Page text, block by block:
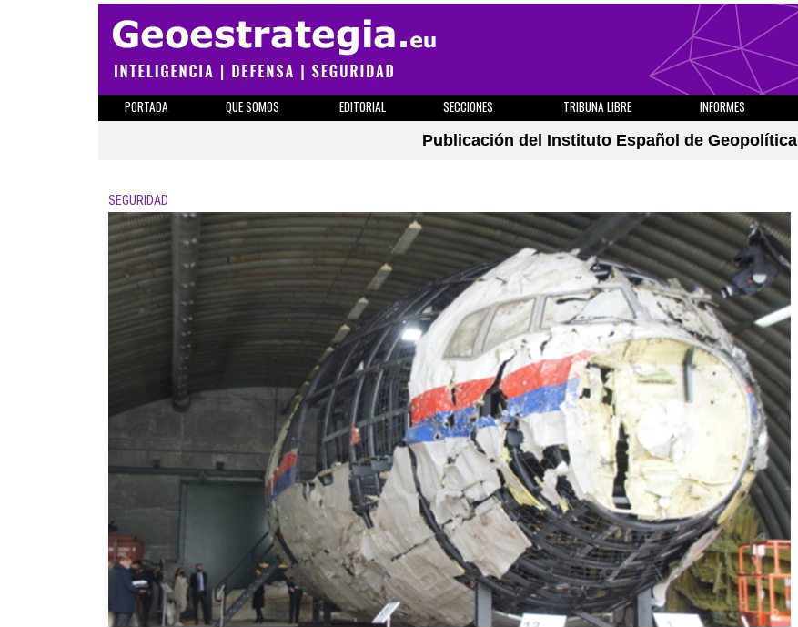
PORTADA QUE SOMOS EDITORIAL SECCIONES TRIBUNA LIBRE INFORMES
Publicación del Instituto Español de Geopolítica
SEGURIDAD